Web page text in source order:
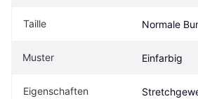
Taille Normale
Muster Einfarbig
Eigenschaften